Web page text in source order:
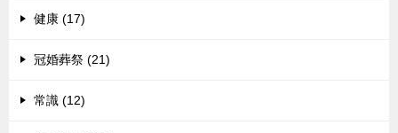
健康 (17)
冠婚葬祭 (21)
常識 (12)